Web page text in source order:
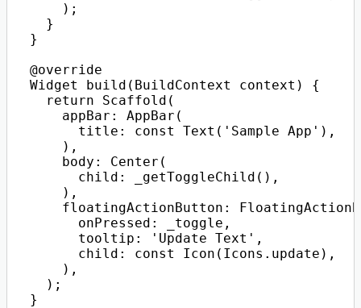
      );
    }
  }
  @override
  Widget build(BuildContext context) {
    return Scaffold(
      appBar: AppBar(
        title: const Text('Sample App'),
      ),
      body: Center(
        child: _getToggleChild(),
      ),
floatingActionButton:
        onPressed: _toggle,
        tooltip: 'Update Text',
        child: const Icon(Icons.update),
      ),
    );
  }